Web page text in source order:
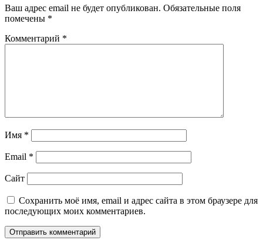
Ваш адрес email не будет опубликован. Обязательные поля
помечены *
Комментарий *
Имя *
Email *
Сайт
Сохранить моё имя, email и адрес сайта в этом браузере для
последующих моих комментариев.